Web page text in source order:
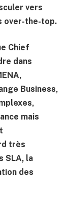
vers
over-the-top.
Chief
dans
Business,
mais
très
SLA, la
des